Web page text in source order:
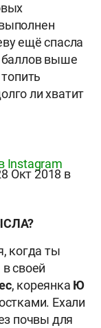
ещё спасла
баллов выше
ли хватит
Instagram
Окт 2018 в
когда ты
своей
, кореянка Ю
Ехали
почвы для